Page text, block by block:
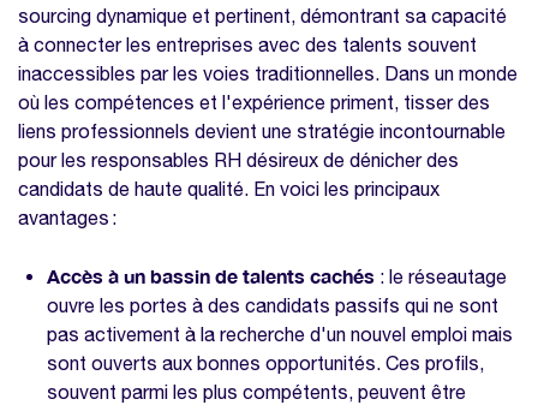
sourcing dynamique et pertinent, démontrant sa capacité
à connecter les entreprises avec des talents souvent
inaccessibles par les voies traditionnelles. Dans un monde
où les compétences et l'expérience priment, tisser des
liens professionnels devient une stratégie incontournable
pour les responsables RH désireux de dénicher des
candidats de haute qualité. En voici les principaux
avantages :
Accès à un bassin de talents cachés : le réseautage
ouvre les portes à des candidats passifs qui ne sont
pas activement à la recherche d'un nouvel emploi mais
sont ouverts aux bonnes opportunités. Ces profils,
souvent parmi les plus compétents, peuvent être